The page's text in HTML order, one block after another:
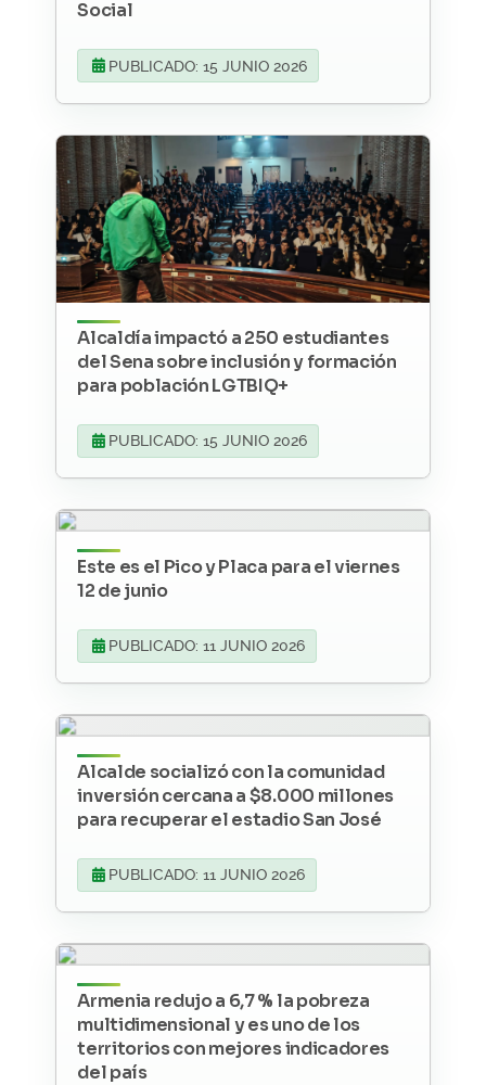
Social
PUBLICADO: 15 JUNIO 2026
Alcaldía impactó a 250 estudiantes
del Sena sobre inclusión y formación
para población LGTBIQ+
PUBLICADO: 15 JUNIO 2026
Este es el Pico y Placa para el viernes
12 de junio
PUBLICADO: 11 JUNIO 2026
Alcalde socializó con la comunidad
inversión cercana a $8.000 millones
para recuperar el estadio San José
PUBLICADO: 11 JUNIO 2026
Armenia redujo a 6,7 % la pobreza
multidimensional y es uno de los
territorios con mejores indicadores
del país